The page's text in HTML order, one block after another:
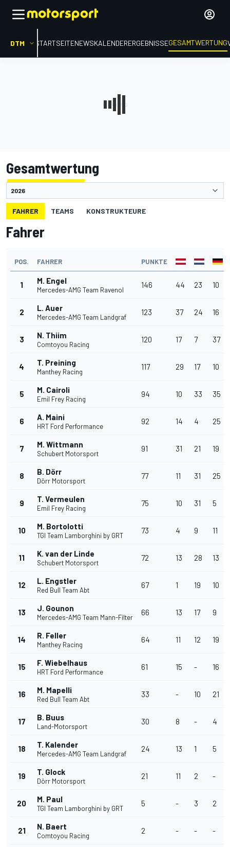
DTM STARTSEITENEWSKALENDERERGEBNISSEGESAMTWERTUNG
Gesamtwertung
FAHRER TEAMS KONSTRUKTEURE
Fahrer
POS. FAHRER PUNKTE
1 M. Engel
Mercedes-AMG Team Ravenol
146 44 23 10
2 L. Auer
Mercedes-AMG Team Landgraf
123 37 24 16
3 N. Thiim
Comtoyou Racing
120 17 7 37
4 T. Preining
Manthey Racing
117 29 17 10
5 M. Cairoli
Emil Frey Racing
94 10 33 35
6 A. Maini
HRT Ford Performance
92 14 4 25
7 M. Wittmann
Schubert Motorsport
91 31 21 19
8 B. Dörr
Dörr Motorsport
77 11 31 25
9 T. Vermeulen
Emil Frey Racing
75 10 31 5
10 M. Bortolotti
TGI Team Lamborghini by GRT
73 4 9 11
11 K. van der Linde
Schubert Motorsport
72 13 28 13
12 L. Engstler
Red Bull Team Abt
67 1 19 10
13 J. Gounon
Mercedes-AMG Team Mann-Filter
66 13 17 9
14 R. Feller
Manthey Racing
64 11 12 19
15 F. Wiebelhaus
HRT Ford Performance
61 15 - 16
16 M. Mapelli
Red Bull Team Abt
33 - 10 21
17 B. Buus
Land-Motorsport
30 8 - 4
18 T. Kalender
Mercedes-AMG Team Landgraf
24 13 1 5
19 T. Glock
Dörr Motorsport
21 11 2 -
20 M. Paul
TGI Team Lamborghini by GRT
5 - 3 2
21 N. Baert
Comtoyou Racing
2 - - -